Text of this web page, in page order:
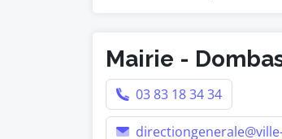
Mairie -
03 83 18 34 34